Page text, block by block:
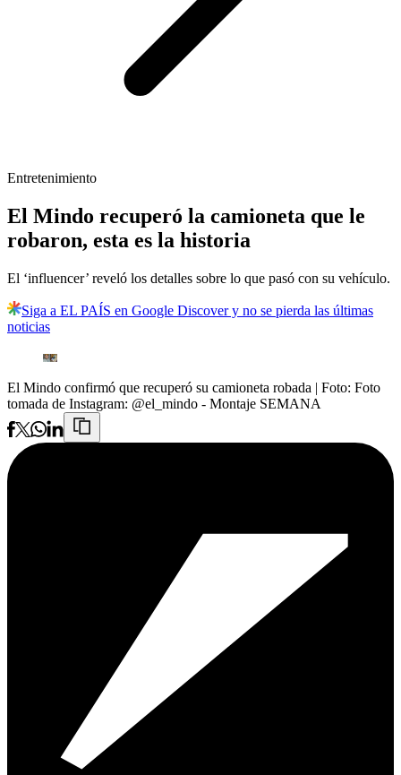
Entretenimiento
El Mindo recuperó la camioneta que le
robaron, esta es la historia
El ‘influencer’ reveló los detalles sobre lo que pasó con su vehículo.
Siga a EL PAÍS en Google Discover y no se pierda las últimas
noticias
El Mindo confirmó que recuperó su camioneta robada | Foto: Foto
tomada de Instagram: @el_mindo - Montaje SEMANA